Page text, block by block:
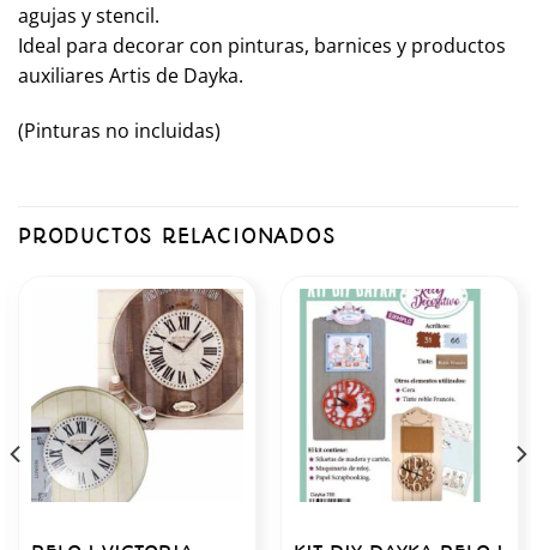
agujas y stencil.
Ideal para decorar con pinturas, barnices y productos
auxiliares Artis de Dayka.
(Pinturas no incluidas)
PRODUCTOS RELACIONADOS